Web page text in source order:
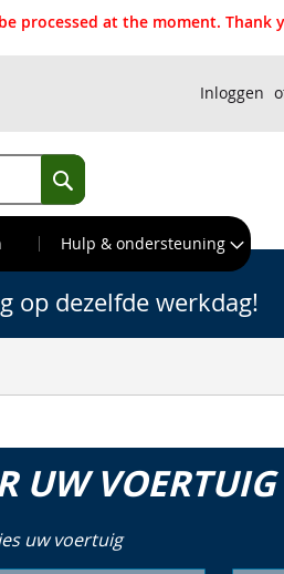
processed at the moment.
Inloggen
Search
Hulp & ondersteuning
op dezelfde werkdag!
UW VOERTUIG
uw voertuig